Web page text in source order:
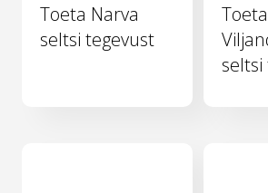
Toeta Narva
seltsi tegevust
Toeta